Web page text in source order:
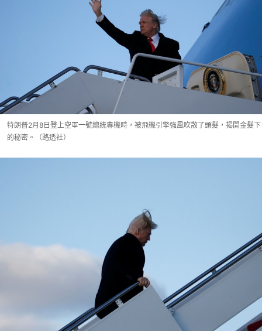
特朗普2月8日登上空軍一號總統專機時，被飛機引擎強風吹散了頭髮，揭開金髮下
的秘密。（路透社）